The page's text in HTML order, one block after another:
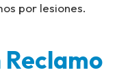
por lesiones.
Reclamo